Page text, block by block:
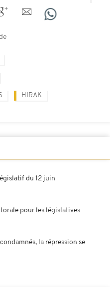
HIRAK
du 12 juin
pour les législatives
la répression se